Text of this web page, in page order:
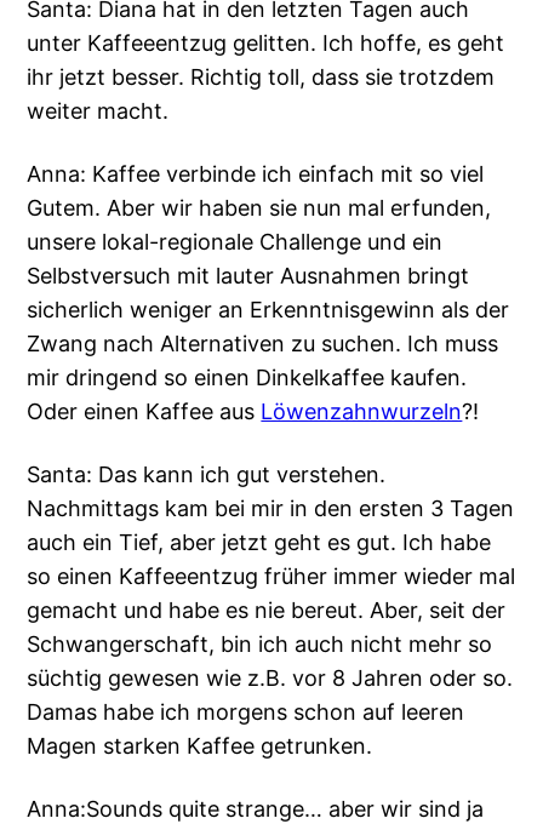
Santa: Diana hat in den letzten Tagen auch
unter Kaffeeentzug gelitten. Ich hoffe, es geht
ihr jetzt besser. Richtig toll, dass sie trotzdem
weiter macht.
Anna: Kaffee verbinde ich einfach mit so viel
Gutem. Aber wir haben sie nun mal erfunden,
unsere lokal-regionale Challenge und ein
Selbstversuch mit lauter Ausnahmen bringt
sicherlich weniger an Erkenntnisgewinn als der
Zwang nach Alternativen zu suchen. Ich muss
mir dringend so einen Dinkelkaffee kaufen.
Oder einen Kaffee aus Löwenzahnwurzeln?!
Santa: Das kann ich gut verstehen.
Nachmittags kam bei mir in den ersten 3 Tagen
auch ein Tief, aber jetzt geht es gut. Ich habe
so einen Kaffeeentzug früher immer wieder mal
gemacht und habe es nie bereut. Aber, seit der
Schwangerschaft, bin ich auch nicht mehr so
süchtig gewesen wie z.B. vor 8 Jahren oder so.
Damas habe ich morgens schon auf leeren
Magen starken Kaffee getrunken.
Anna:Sounds quite strange… aber wir sind ja